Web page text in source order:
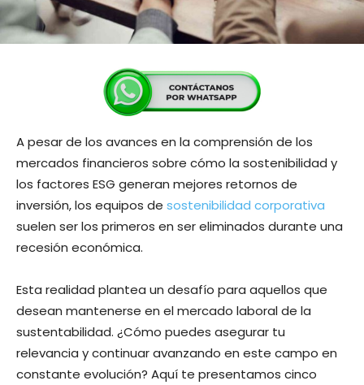
A pesar de los avances en la comprensión de los
mercados financieros sobre cómo la sostenibilidad y
los factores ESG generan mejores retornos de
inversión, los equipos de sostenibilidad corporativa
suelen ser los primeros en ser eliminados durante una
recesión económica.
Esta realidad plantea un desafío para aquellos que
desean mantenerse en el mercado laboral de la
sustentabilidad. ¿Cómo puedes asegurar tu
relevancia y continuar avanzando en este campo en
constante evolución? Aquí te presentamos cinco